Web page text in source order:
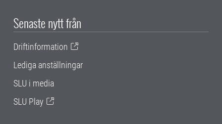
Senaste nytt från
Driftinformation
Lediga anställningar
SLU i media
SLU Play